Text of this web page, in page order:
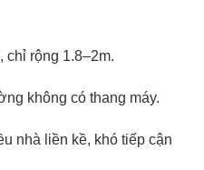
chỉ rộng 1.8–2m.
không có thang máy.
nhà liền kề, khó tiếp cận